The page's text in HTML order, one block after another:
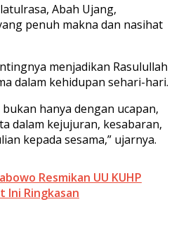
Abah Ujang,
penuh makna dan nasihat
menjadikan Rasulullah
dalam kehidupan sehari-hari.
hanya dengan ucapan,
dalam kejujuran, kesabaran,
kepada sesama,” ujarnya.
Resmikan UU KUHP
Ini Ringkasan